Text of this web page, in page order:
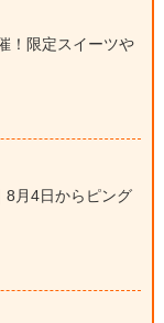
！限定スイーツや
8月4日からピング